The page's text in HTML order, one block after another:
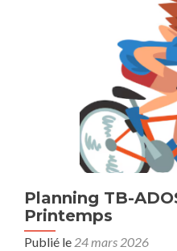
Planning TB-
Printemps
Publié le 24 mars 2026